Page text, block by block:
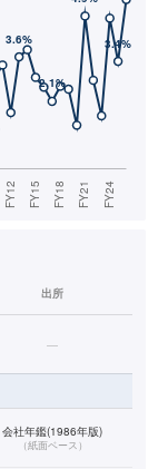
出所
—
会社年鑑(1986年版)
（紙面ベース）